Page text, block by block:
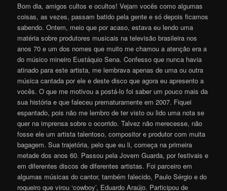
Bom dia, amigos cultos e ocultos! Vejam vocês como algumas
coisas, as vezes, passam batido pela gente e só depois ficamos
sabendo. Ontem, meio que por acaso, estava eu lendo uma
matéria sobre produtores musicais na televisão brasileira nos
anos 70 e um dos nomes que muito me chamou a atenção era a
do músico mineiro Eustáquio Sena. Confesso que nunca havia
atinado para este artista, me lembrava apenas de uma ou outra
música cantada por ele e deste disco que agora eu apresento a
vocês. O que me motivou a postá-lo foi saber um pouco mais da
sua história e que faleceu prematuramente em 2007. Fiquei
espantado, pois não me lembro de ter visto ou lido uma nota se
quer na imprensa sobre o ocorrido. Talvez não merecesse, não
fosse ele um artista talentoso, compositor e produtor com muita
bagagem. Sua trajetória, pelo que eu li, começa na primeira
metade dos anos 60. Passou pela Jovem Guarda, por festivais e
em diferentes discos de diferentes artistas. Foi parceiro em
algumas músicas do cantor, também falecido, Paulo Sérgio e do
roqueiro que virou ‘cowboy’, Eduardo Araújo. Participou de